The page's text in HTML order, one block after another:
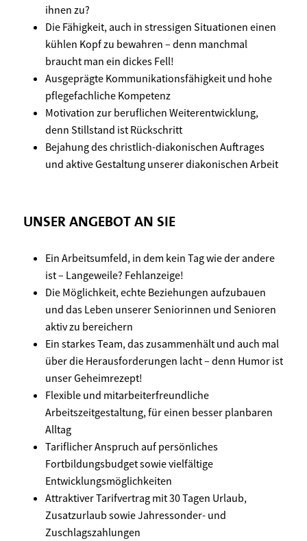
ihnen zu?
Die Fähigkeit, auch in stressigen Situationen einen
kühlen Kopf zu bewahren – denn manchmal
braucht man ein dickes Fell!
Ausgeprägte Kommunikationsfähigkeit und hohe
pflegefachliche Kompetenz
Motivation zur beruflichen Weiterentwicklung,
denn Stillstand ist Rückschritt
Bejahung des christlich-diakonischen Auftrages
und aktive Gestaltung unserer diakonischen Arbeit
UNSER ANGEBOT AN SIE
Ein Arbeitsumfeld, in dem kein Tag wie der andere
ist – Langeweile? Fehlanzeige!
Die Möglichkeit, echte Beziehungen aufzubauen
und das Leben unserer Seniorinnen und Senioren
aktiv zu bereichern
Ein starkes Team, das zusammenhält und auch mal
über die Herausforderungen lacht – denn Humor ist
unser Geheimrezept!
Flexible und mitarbeiterfreundliche
Arbeitszeitgestaltung, für einen besser planbaren
Alltag
Tariflicher Anspruch auf persönliches
Fortbildungsbudget sowie vielfältige
Entwicklungsmöglichkeiten
Attraktiver Tarifvertrag mit 30 Tagen Urlaub,
Zusatzurlaub sowie Jahressonder- und
Zuschlagszahlungen